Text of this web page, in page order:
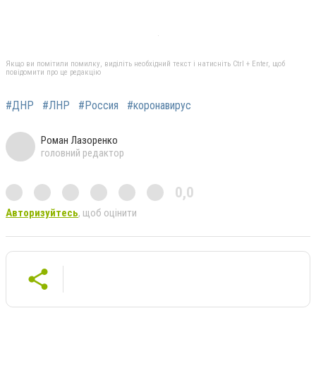
Якщо ви помітили помилку, виділіть необхідний текст і натисніть Ctrl + Enter, щоб
повідомити про це редакцію
#ДНР #ЛНР #Россия #коронавирус
Роман Лазоренко
головний редактор
0,0
Авторизуйтесь, щоб оцінити